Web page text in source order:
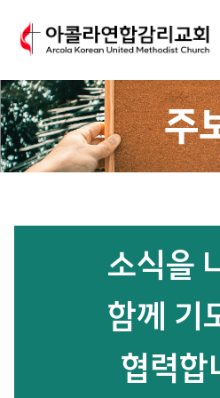
주
소식을
함께 기
협력합